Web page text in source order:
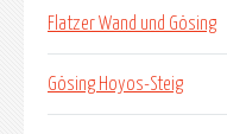
Flatzer Wand und Gösing
Gösing Hoyos-Steig